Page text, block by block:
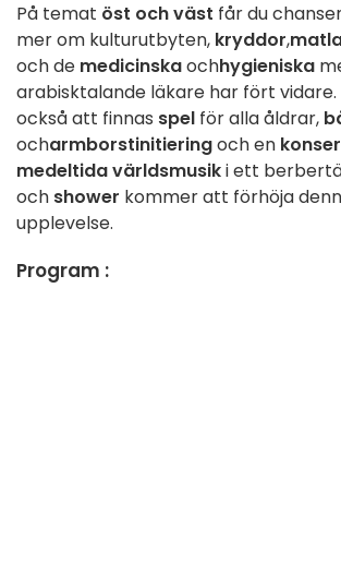
På temat öst och väst får du
mer om kulturutbyten, kryddor,
och de medicinskaochhygieniska
arabisktalande läkare har fört
också att finnas spel för alla åldrar,
ocharmborstinitieringoch en
medeltida världsmusiki ett
och shower kommer att förhöja
upplevelse.
Program :